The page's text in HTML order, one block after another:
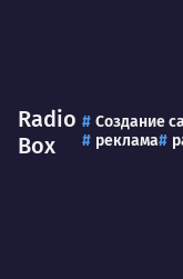
Radio
Box
Создание
реклама